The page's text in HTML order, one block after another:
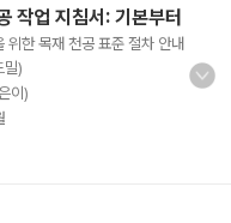
작업 지침서: 기본부터
위한 목재 천공 표준 절차 안내
밀)
이)